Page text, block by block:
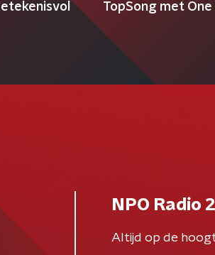
TopSong met One
NPO Radio
Altijd op de